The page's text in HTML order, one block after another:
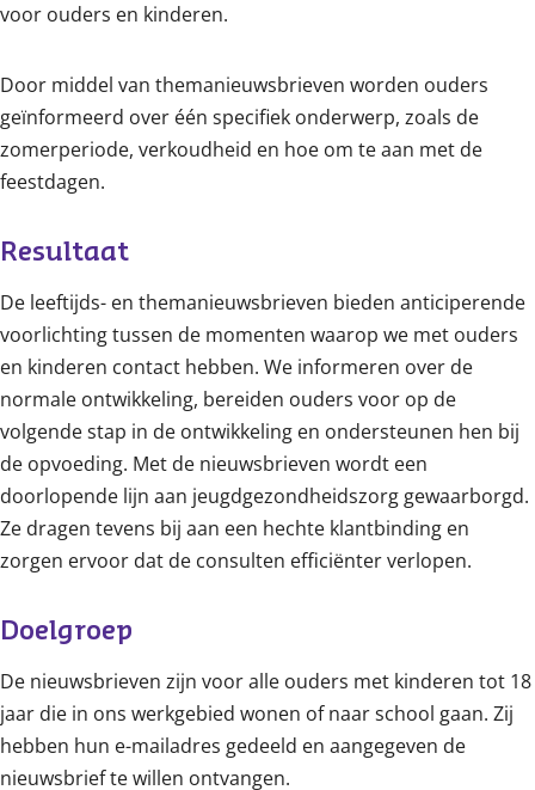
voor ouders en kinderen.
Door middel van themanieuwsbrieven worden ouders
geïnformeerd over één specifiek onderwerp, zoals de
zomerperiode, verkoudheid en hoe om te aan met de
feestdagen.
Resultaat
De leeftijds- en themanieuwsbrieven bieden anticiperende
voorlichting tussen de momenten waarop we met ouders
en kinderen contact hebben. We informeren over de
normale ontwikkeling, bereiden ouders voor op de
volgende stap in de ontwikkeling en ondersteunen hen bij
de opvoeding. Met de nieuwsbrieven wordt een
doorlopende lijn aan jeugdgezondheidszorg gewaarborgd.
Ze dragen tevens bij aan een hechte klantbinding en
zorgen ervoor dat de consulten efficiënter verlopen.
Doelgroep
De nieuwsbrieven zijn voor alle ouders met kinderen tot 18
jaar die in ons werkgebied wonen of naar school gaan. Zij
hebben hun e-mailadres gedeeld en aangegeven de
nieuwsbrief te willen ontvangen.